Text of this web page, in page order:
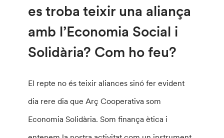
es troba teixir una aliança
amb l’Economia Social i
Solidària? Com ho feu?
El repte no és teixir aliances sinó fer evident
dia rere dia que Arç Cooperativa som
Economia Solidària. Som finança ètica i